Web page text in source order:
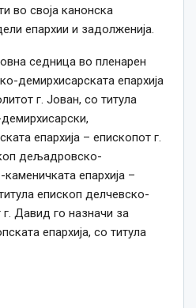
во своја канонска
епархии и задолженија.
седница во пленарен
демирхисарската епархија
г. Јован, со титула
епархија – епископот г.
дељадровско-
епархија –
епископ делчевско-
Давид го назначи за
епархија, со титула